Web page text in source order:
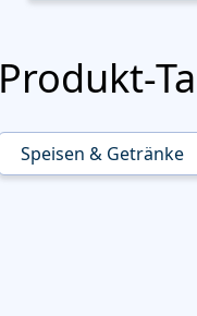
Produkt-
Speisen & Getränke